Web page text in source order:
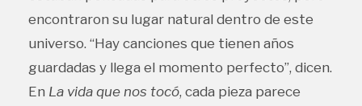
encontraron su lugar natural dentro de este
universo. “Hay canciones que tienen años
guardadas y llega el momento perfecto”, dicen.
En La vida que nos tocó, cada pieza parece